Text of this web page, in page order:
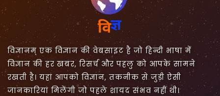
विज्ञानम् एक विज्ञान की वेबसाइट है जो हिन्दी भाषा में
विज्ञान की हर खबर, रिसर्च और पहलु को आपके सामने
रखती है। यहां आपको विज्ञान, तकनीक से जुड़ी ऐसी
जानकारियां मिलेंगी जो पहले शायद संभव नहीं थी।